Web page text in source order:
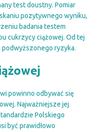
test doustny. Pomiar
pozytywnego wyniku,
badania testem
cukrzycy ciążowej. Od tej
podwyższonego ryzyka.
powinno odbywać się
Najważniejsze jej
Polskiego
być prawidłowo